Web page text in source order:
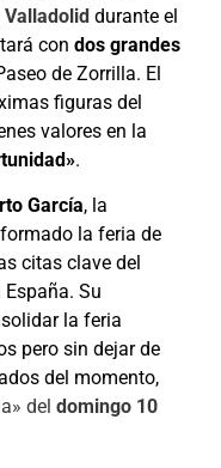
Valladolid durante el
con dos grandes
de Zorrilla. El
figuras del
valores en la
.
García, la
la feria de
citas clave del
Su
la feria
pero sin dejar de
del momento,
del domingo 10